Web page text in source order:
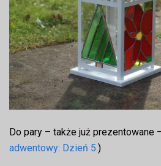
Do pary – także już prezentowane
adwentowy: Dzień 5.)